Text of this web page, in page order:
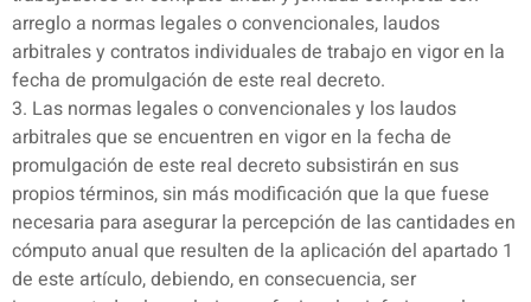
arreglo a normas legales o convencionales, laudos
arbitrales y contratos individuales de trabajo en vigor en la
fecha de promulgación de este real decreto.
3. Las normas legales o convencionales y los laudos
arbitrales que se encuentren en vigor en la fecha de
promulgación de este real decreto subsistirán en sus
propios términos, sin más modificación que la que fuese
necesaria para asegurar la percepción de las cantidades en
cómputo anual que resulten de la aplicación del apartado 1
de este artículo, debiendo, en consecuencia, ser